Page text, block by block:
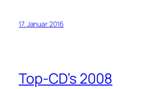
17. Januar 2016
Top-CD’s 2008